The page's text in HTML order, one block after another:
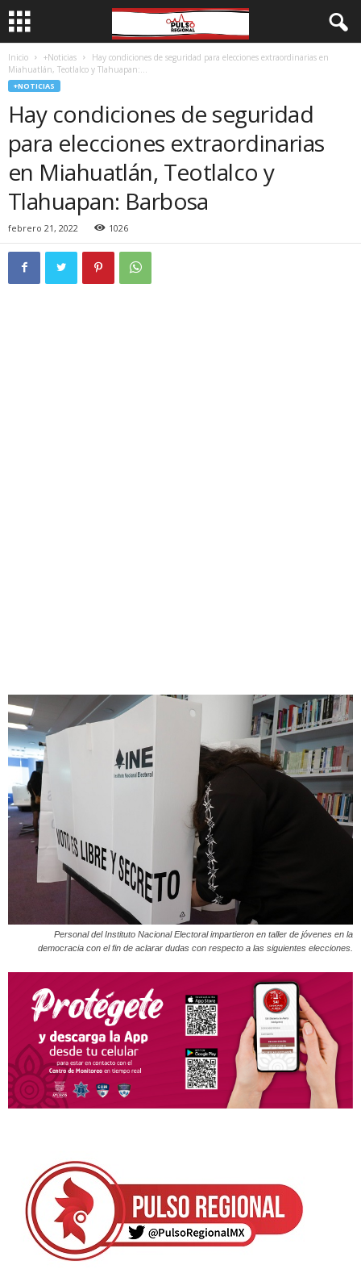
Inicio +Noticias
Hay condiciones de seguridad para elecciones extraordinarias en
Miahuatlán, Teotlalco y Tlahuapan:...
+NOTICIAS
Hay condiciones de seguridad
para elecciones extraordinarias
en Miahuatlán, Teotlalco y
Tlahuapan: Barbosa
febrero 21, 2022 1026
Personal del Instituto Nacional Electoral impartieron en taller de jóvenes en la
democracia con el fin de aclarar dudas con respecto a las siguientes elecciones.